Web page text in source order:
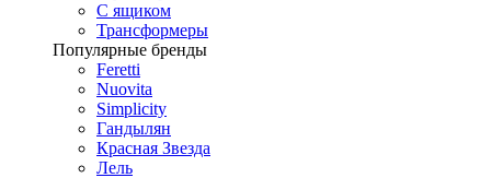
С ящиком
Трансформеры
Популярные бренды
Feretti
Nuovita
Simplicity
Гандылян
Красная Звезда
Лель